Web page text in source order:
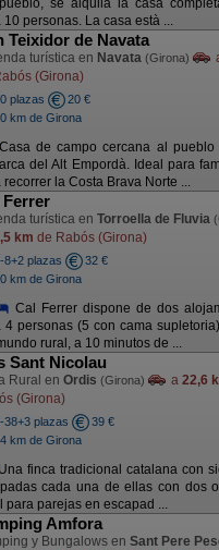
se alquila la casa
10 personas. La casa està ...
Teixidor de Navata
turística en Navata (Girona)
(Girona)
plazas
20 €
km de Girona
Casa de campo cercana al
del Alt Empordà. Ideal para
recorrer la Costa Brava Norte ...
Ferrer
turística en Torroella de Fluvia
km de Rabós (Girona)
8+2 plazas
32 €
km de Girona
Cal Ferrer dispone de dos
4 personas (5 con cama
rural, a 10 minutos de ...
Sant Nicolau
Rural en Ordis (Girona) a 22,6
(Girona)
38+3 plazas
39 €
km de Girona
Una finca tradicional catalana con
cada una de ellas con dos
para parejas en escapad ...
Amfora
y Bungalows en Sant Pere